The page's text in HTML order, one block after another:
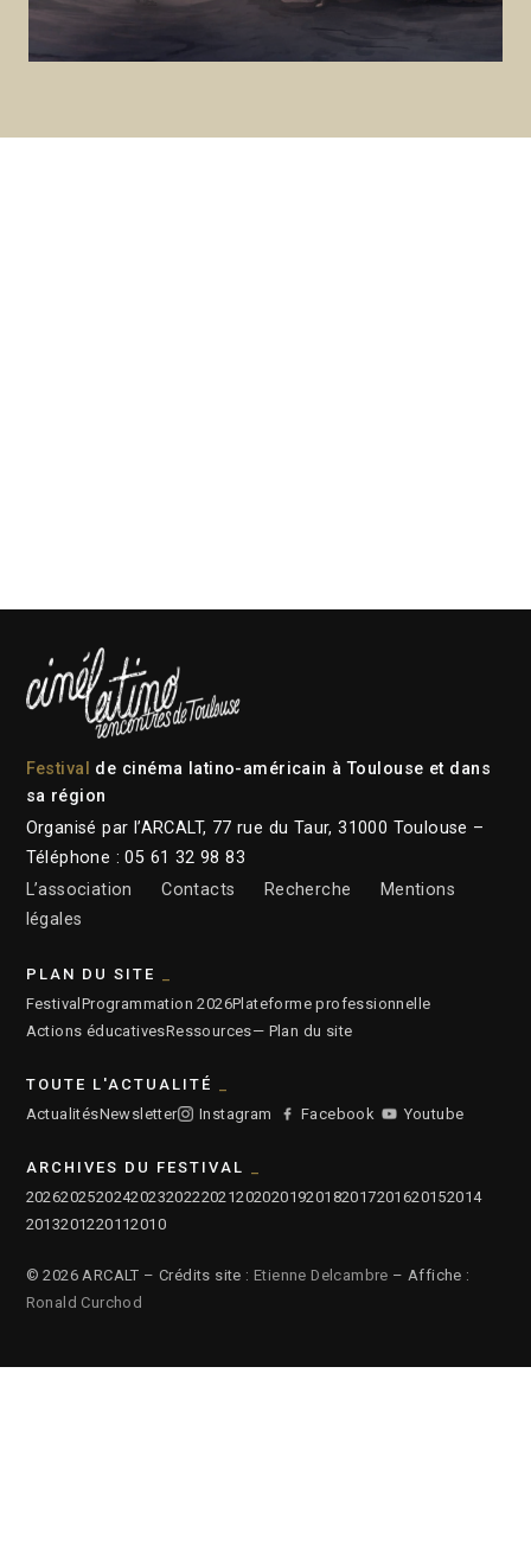
Festival
de cinéma latino-américain à Toulouse et dans
sa région
Organisé par l’ARCALT, 77 rue du Taur, 31000 Toulouse –
Téléphone : 05 61 32 98 83
L’association
Contacts Recherche
Mentions
légales
PLAN DU SITE
Festival Programmation 2026Plateforme professionnelle
Actions éducativesRessources— Plan du site
TOUTE L'ACTUALITÉ
ActualitésNewsletter Instagram Facebook Youtube
ARCHIVES DU FESTIVAL
2026202520242023202220212020201920182017201620152014
2013201220112010
© 2026 ARCALT – Crédits site : Etienne Delcambre – Affiche :
Ronald Curchod